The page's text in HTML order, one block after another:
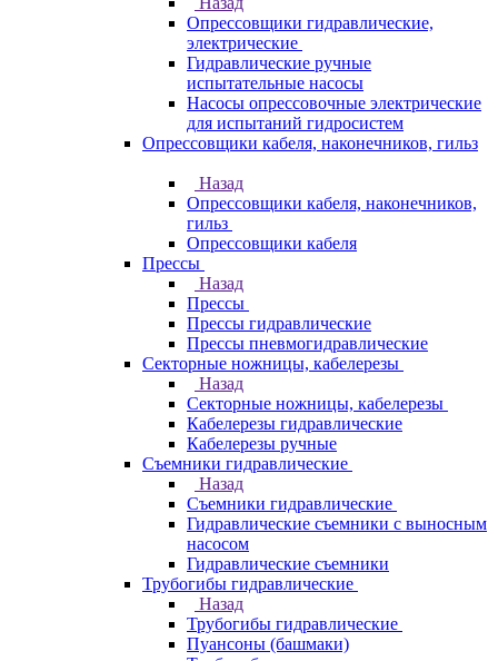
Опрессовщики гидравлические,
электрические
Гидравлические ручные
испытательные насосы
Насосы опрессовочные электрические
для испытаний гидросистем
Опрессовщики кабеля, наконечников, гильз
Назад
Опрессовщики кабеля, наконечников,
гильз
Опрессовщики кабеля
Прессы
Назад
Прессы
Прессы гидравлические
Прессы пневмогидравлические
Секторные ножницы, кабелерезы
Назад
Секторные ножницы, кабелерезы
Кабелерезы гидравлические
Кабелерезы ручные
Съемники гидравлические
Назад
Съемники гидравлические
Гидравлические cъемники с выносным
насосом
Гидравлические съемники
Трубогибы гидравлические
Назад
Трубогибы гидравлические
Пуансоны (башмаки)